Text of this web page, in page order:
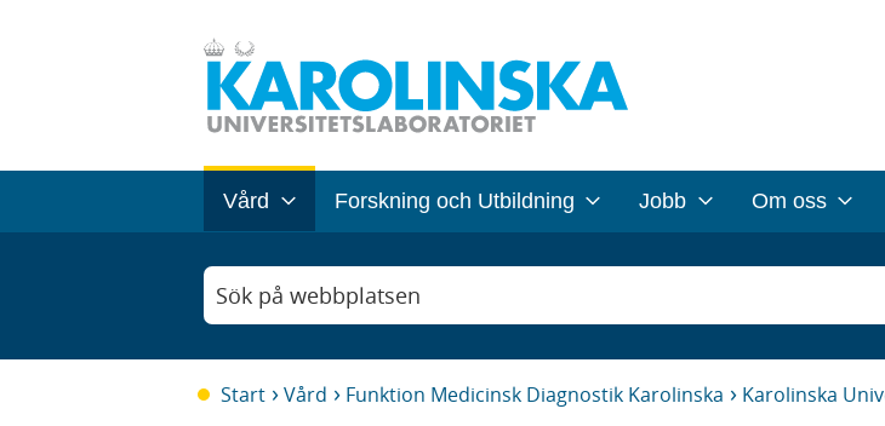
Vård Forskning och Utbildning Jobb Om oss
Sök på webbplatsen
Start Vård Funktion Medicinsk Diagnostik Karolinska Karolinska